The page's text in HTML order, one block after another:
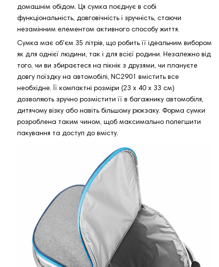
домашнім обідом. Ця сумка поєднує в собі
функціональність, довговічність і зручність, стаючи
незамінним елементом активного способу життя.
Сумка має об'єм 35 літрів, що робить її ідеальним вибором
як для однієї людини, так і для всієї родини. Незалежно від
того, чи ви збираєтеся на пікнік з друзями, чи плануєте
довгу поїздку на автомобілі, NC2901 вмістить все
необхідне. Її компактні розміри (23 х 40 х 33 см)
дозволяють зручно розмістити її в багажнику автомобіля,
дитячому візку або навіть більшому рюкзаку. Форма сумки
розроблена таким чином, щоб максимально полегшити
пакування та доступ до вмісту.